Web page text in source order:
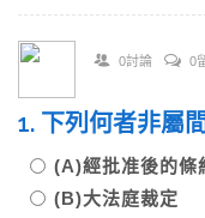
0討論 0
1. 下列何者非屬
(A)經批准後的
(B)大法庭裁定